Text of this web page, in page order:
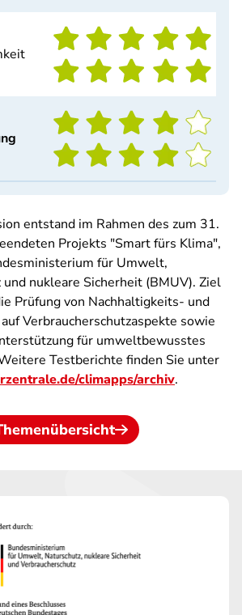
entstand im Rahmen des zum 31.
Projekts "Smart fürs Klima",
für Umwelt,
nukleare Sicherheit (BMUV). Ziel
Prüfung von Nachhaltigkeits- und
Verbraucherschutzaspekte sowie
für umweltbewusstes
Testberichte finden Sie unter
climapps/archiv.